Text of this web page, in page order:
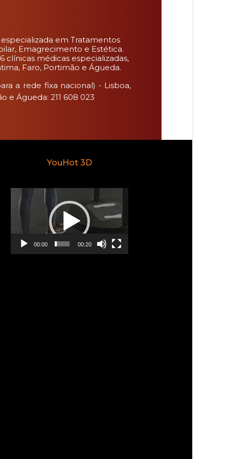
em Tratamentos
Emagrecimento e Estética.
clínicas médicas especializadas,
Faro, Portimão e Águeda.
a rede fixa nacional) - Lisboa,
e Águeda: 211 608 023
YouHot 3D
de
vídeo
00:00 00:20